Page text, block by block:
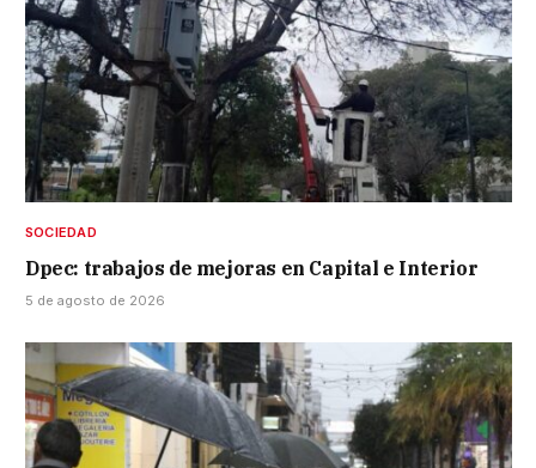
SOCIEDAD
Dpec: trabajos de mejoras en Capital e Interior
5 de agosto de 2026